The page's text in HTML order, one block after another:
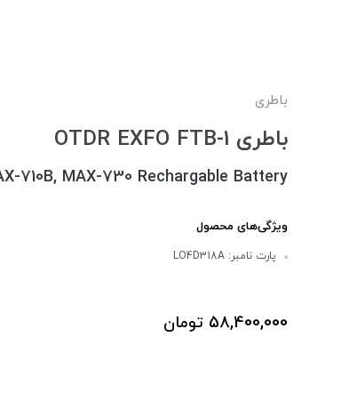
باطری
باطری 1-OTDR EXFO FTB
710B, MAX-730 Rechargable Battery
ویژگی‌های محصول
پارت نامبر: LO4D318A
58,400,000 تومان